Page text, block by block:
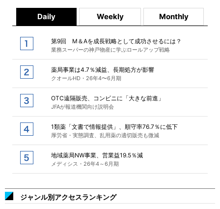
Daily Weekly Monthly
第9回 M＆Aを成長戦略として成功させるには？
業務スーパーの神戸物産に学ぶロールアップ戦略
薬局事業は4.7％減益、長期処方が影響
クオールHD・26年4〜6月期
OTC遠隔販売、コンビニに「大きな前進」
JFAが報道機関向け説明会
1類薬「文書で情報提供」、順守率76.7％に低下
厚労省・実態調査、乱用薬の適切販売も微減
地域薬局NW事業、営業益19.5％減
メディシス・26年4～6月期
ジャンル別アクセスランキング